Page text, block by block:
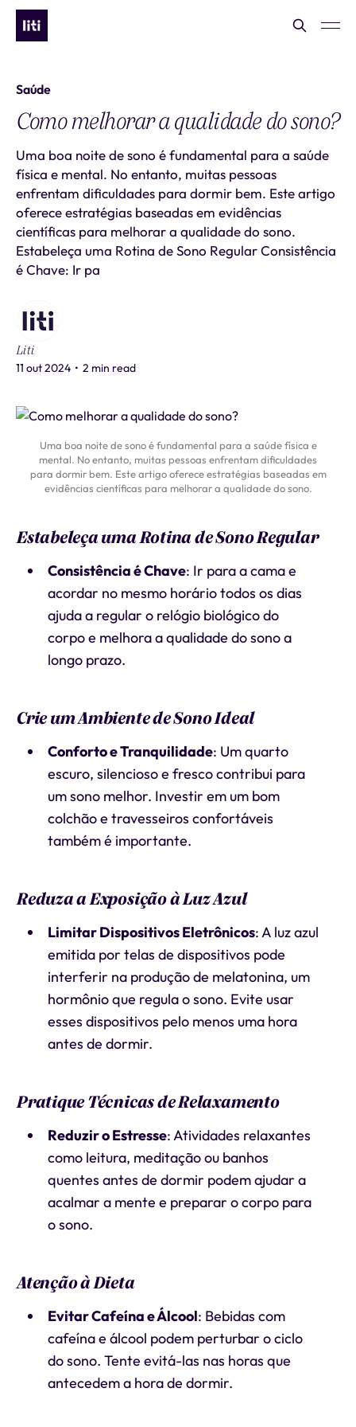
Saúde
Como melhorar a qualidade do sono?
Uma boa noite de sono é fundamental para a saúde
física e mental. No entanto, muitas pessoas
enfrentam dificuldades para dormir bem. Este artigo
oferece estratégias baseadas em evidências
científicas para melhorar a qualidade do sono.
Estabeleça uma Rotina de Sono Regular Consistência
é Chave: Ir pa
Liti
11 out 2024 • 2 min read
Uma boa noite de sono é fundamental para a saúde física e
mental. No entanto, muitas pessoas enfrentam dificuldades
para dormir bem. Este artigo oferece estratégias baseadas em
evidências científicas para melhorar a qualidade do sono.
Estabeleça uma Rotina de Sono Regular
Consistência é Chave: Ir para a cama e
acordar no mesmo horário todos os dias
ajuda a regular o relógio biológico do
corpo e melhora a qualidade do sono a
longo prazo.
Crie um Ambiente de Sono Ideal
Conforto e Tranquilidade: Um quarto
escuro, silencioso e fresco contribui para
um sono melhor. Investir em um bom
colchão e travesseiros confortáveis
também é importante.
Reduza a Exposição à Luz Azul
Limitar Dispositivos Eletrônicos: A luz azul
emitida por telas de dispositivos pode
interferir na produção de melatonina, um
hormônio que regula o sono. Evite usar
esses dispositivos pelo menos uma hora
antes de dormir.
Pratique Técnicas de Relaxamento
Reduzir o Estresse: Atividades relaxantes
como leitura, meditação ou banhos
quentes antes de dormir podem ajudar a
acalmar a mente e preparar o corpo para
o sono.
Atenção à Dieta
Evitar Cafeína e Álcool: Bebidas com
cafeína e álcool podem perturbar o ciclo
do sono. Tente evitá-las nas horas que
antecedem a hora de dormir.